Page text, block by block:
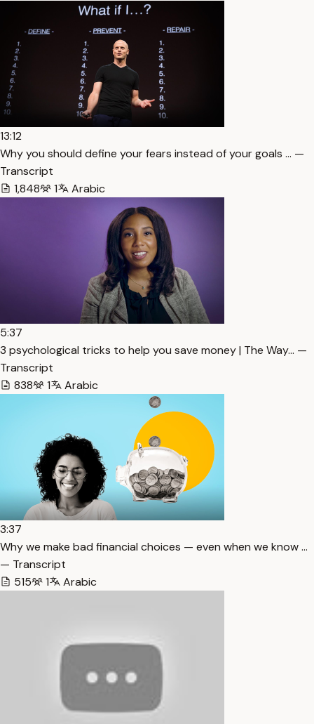
13:12
Why you should define your fears instead of your goals … —
Transcript
1,848
1 Arabic
5:37
3 psychological tricks to help you save money | The Way… —
Transcript
838
1 Arabic
3:37
Why we make bad financial choices — even when we know …
— Transcript
515
1 Arabic